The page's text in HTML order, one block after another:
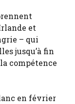
et
– qui
jusqu’à fin
compétence
en février